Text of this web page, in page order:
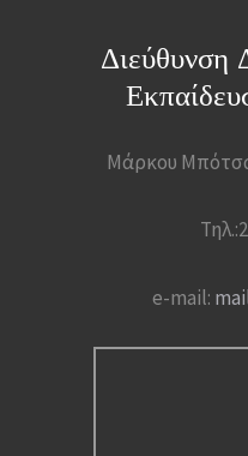
Διεύθυνση
Μάρκου
e-mail: